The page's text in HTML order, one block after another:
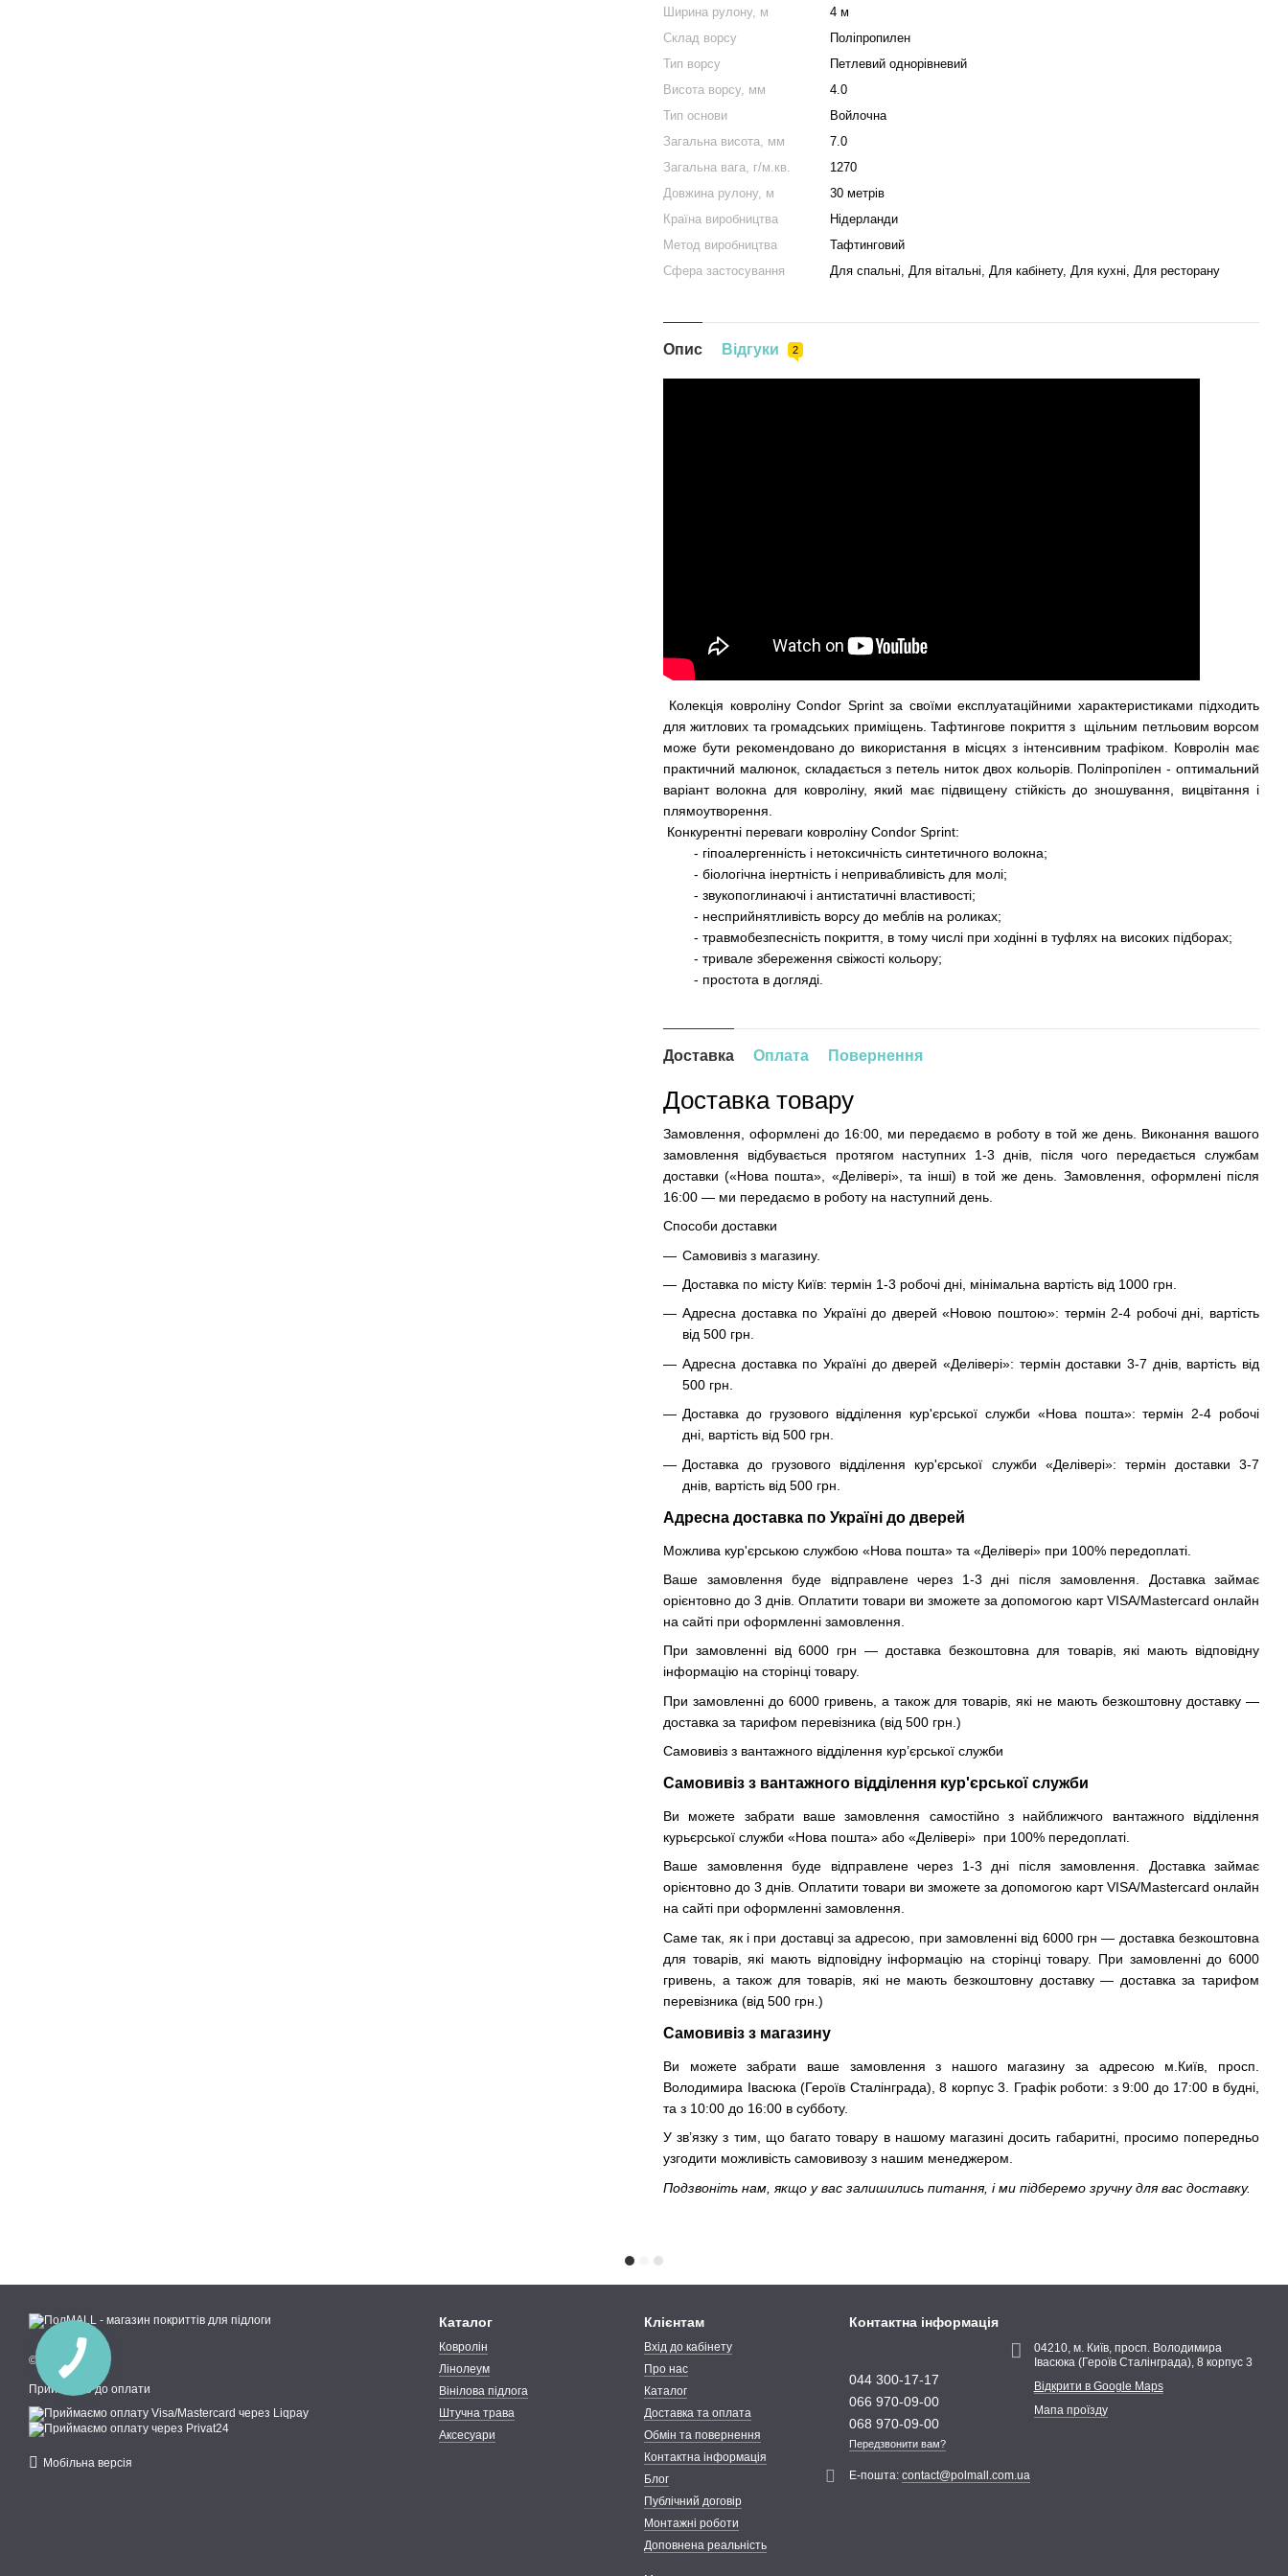
Ширина рулону, м
4 м
Склад ворсу
Поліпропилен
Тип ворсу
Петлевий однорівневий
Висота ворсу, мм
4.0
Тип основи
Войлочна
Загальна висота, мм
7.0
Загальна вага, г/м.кв.
1270
Довжина рулону, м
30 метрів
Країна виробництва
Нідерланди
Метод виробництва
Тафтинговий
Сфера застосування
Для спальні, Для вітальні, Для кабінету, Для кухні, Для ресторану
Опис Відгуки 2
Колекція ковроліну Condor Sprint за своїми експлуатаційними характеристиками підходить
для житлових та громадських приміщень. Тафтингове покриття з щільним петльовим ворсом
може бути рекомендовано до використання в місцях з інтенсивним трафіком. Ковролін має
практичний малюнок, складається з петель ниток двох кольорів. Поліпропілен - оптимальний
варіант волокна для ковроліну, який має підвищену стійкість до зношування, вицвітання і
плямоутворення.
Конкурентні переваги ковроліну Condor Sprint:
- гіпоалергенність і нетоксичність синтетичного волокна;
- біологічна інертність і непривабливість для молі;
- звукопоглинаючі і антистатичні властивості;
- несприйнятливість ворсу до меблів на роликах;
- травмобезпесність покриття, в тому числі при ходінні в туфлях на високих підборах;
- тривале збереження свіжості кольору;
- простота в догляді.
Доставка Оплата Повернення
Доставка товару
Замовлення, оформлені до 16:00, ми передаємо в роботу в той же день. Виконання вашого
замовлення відбувається протягом наступних 1-3 днів, після чого передається службам
доставки («Нова пошта», «Делівері», та інші) в той же день. Замовлення, оформлені після
16:00 — ми передаємо в роботу на наступний день.
Способи доставки
Самовивіз з магазину.
Доставка по місту Київ: термін 1-3 робочі дні, мінімальна вартість від 1000 грн.
Адресна доставка по Україні до дверей «Новою поштою»: термін 2-4 робочі дні, вартість
від 500 грн.
Адресна доставка по Україні до дверей «Делівері»: термін доставки 3-7 днів, вартість від
500 грн.
Доставка до грузового відділення кур'єрської служби «Нова пошта»: термін 2-4 робочі
дні, вартість від 500 грн.
Доставка до грузового відділення кур'єрської служби «Делівері»: термін доставки 3-7
днів, вартість від 500 грн.
Адресна доставка по Україні до дверей
Можлива кур'єрською службою «Нова пошта» та «Делівері» при 100% передоплаті.
Ваше замовлення буде відправлене через 1-3 дні після замовлення. Доставка займає
орієнтовно до 3 днів. Оплатити товари ви зможете за допомогою карт VISA/Mastercard онлайн
на сайті при оформленні замовлення.
При замовленні від 6000 грн — доставка безкоштовна для товарів, які мають відповідну
інформацію на сторінці товару.
При замовленні до 6000 гривень, а також для товарів, які не мають безкоштовну доставку —
доставка за тарифом перевізника (від 500 грн.)
Самовивіз з вантажного відділення кур’єрської служби
Самовивіз з вантажного відділення кур'єрської служби
Ви можете забрати ваше замовлення самостійно з найближчого вантажного відділення
курьєрської служби «Нова пошта» або «Делівері» при 100% передоплаті.
Ваше замовлення буде відправлене через 1-3 дні після замовлення. Доставка займає
орієнтовно до 3 днів. Оплатити товари ви зможете за допомогою карт VISA/Mastercard онлайн
на сайті при оформленні замовлення.
Саме так, як і при доставці за адресою, при замовленні від 6000 грн — доставка безкоштовна
для товарів, які мають відповідну інформацію на сторінці товару. При замовленні до 6000
гривень, а також для товарів, які не мають безкоштовну доставку — доставка за тарифом
перевізника (від 500 грн.)
Самовивіз з магазину
Ви можете забрати ваше замовлення з нашого магазину за адресою м.Київ, просп.
Володимира Івасюка (Героїв Сталінграда), 8 корпус 3. Графік роботи: з 9:00 до 17:00 в будні,
та з 10:00 до 16:00 в субботу.
У зв’язку з тим, що багато товару в нашому магазині досить габаритні, просимо попередньо
узгодити можливість самовивозу з нашим менеджером.
Подзвоніть нам, якщо у вас залишились питання, і ми підберемо зручну для вас доставку.
© 2018—2026
Приймаємо до оплати
Мобільна версія
Каталог
Ковролін
Лінолеум
Вінілова підлога
Штучна трава
Аксесуари
Клієнтам
Вхід до кабінету
Про нас
Каталог
Доставка та оплата
Обмін та повернення
Контактна інформація
Блог
Публічний договір
Монтажні роботи
Доповнена реальність
Контактна інформація
044 300-17-17
066 970-09-00
068 970-09-00
Передзвонити вам?
04210, м. Київ, просп. Володимира
Івасюка (Героїв Сталінграда), 8 корпус 3
Відкрити в Google Maps
Мапа проїзду
Е-пошта:contact@polmall.com.ua